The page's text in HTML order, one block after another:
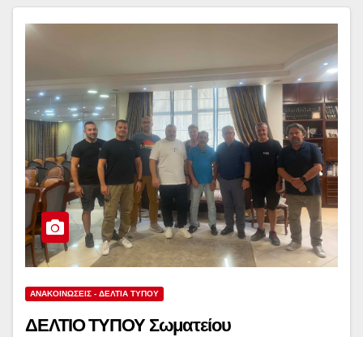
ΑΝΑΚΟΙΝΏΣΕΙΣ - ΔΕΛΤΊΑ ΤΎΠΟΥ
ΔΕΛΤΙΟ ΤΥΠΟΥ Σωματείου